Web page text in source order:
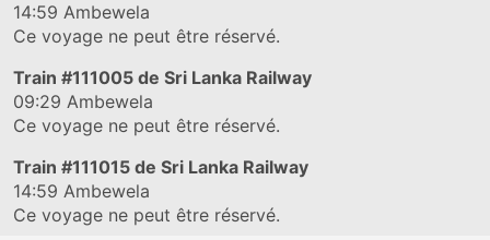
14:59 Ambewela
Ce voyage ne peut être réservé.
Train #111005 de Sri Lanka Railway
09:29 Ambewela
Ce voyage ne peut être réservé.
Train #111015 de Sri Lanka Railway
14:59 Ambewela
Ce voyage ne peut être réservé.